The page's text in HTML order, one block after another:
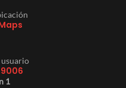
1